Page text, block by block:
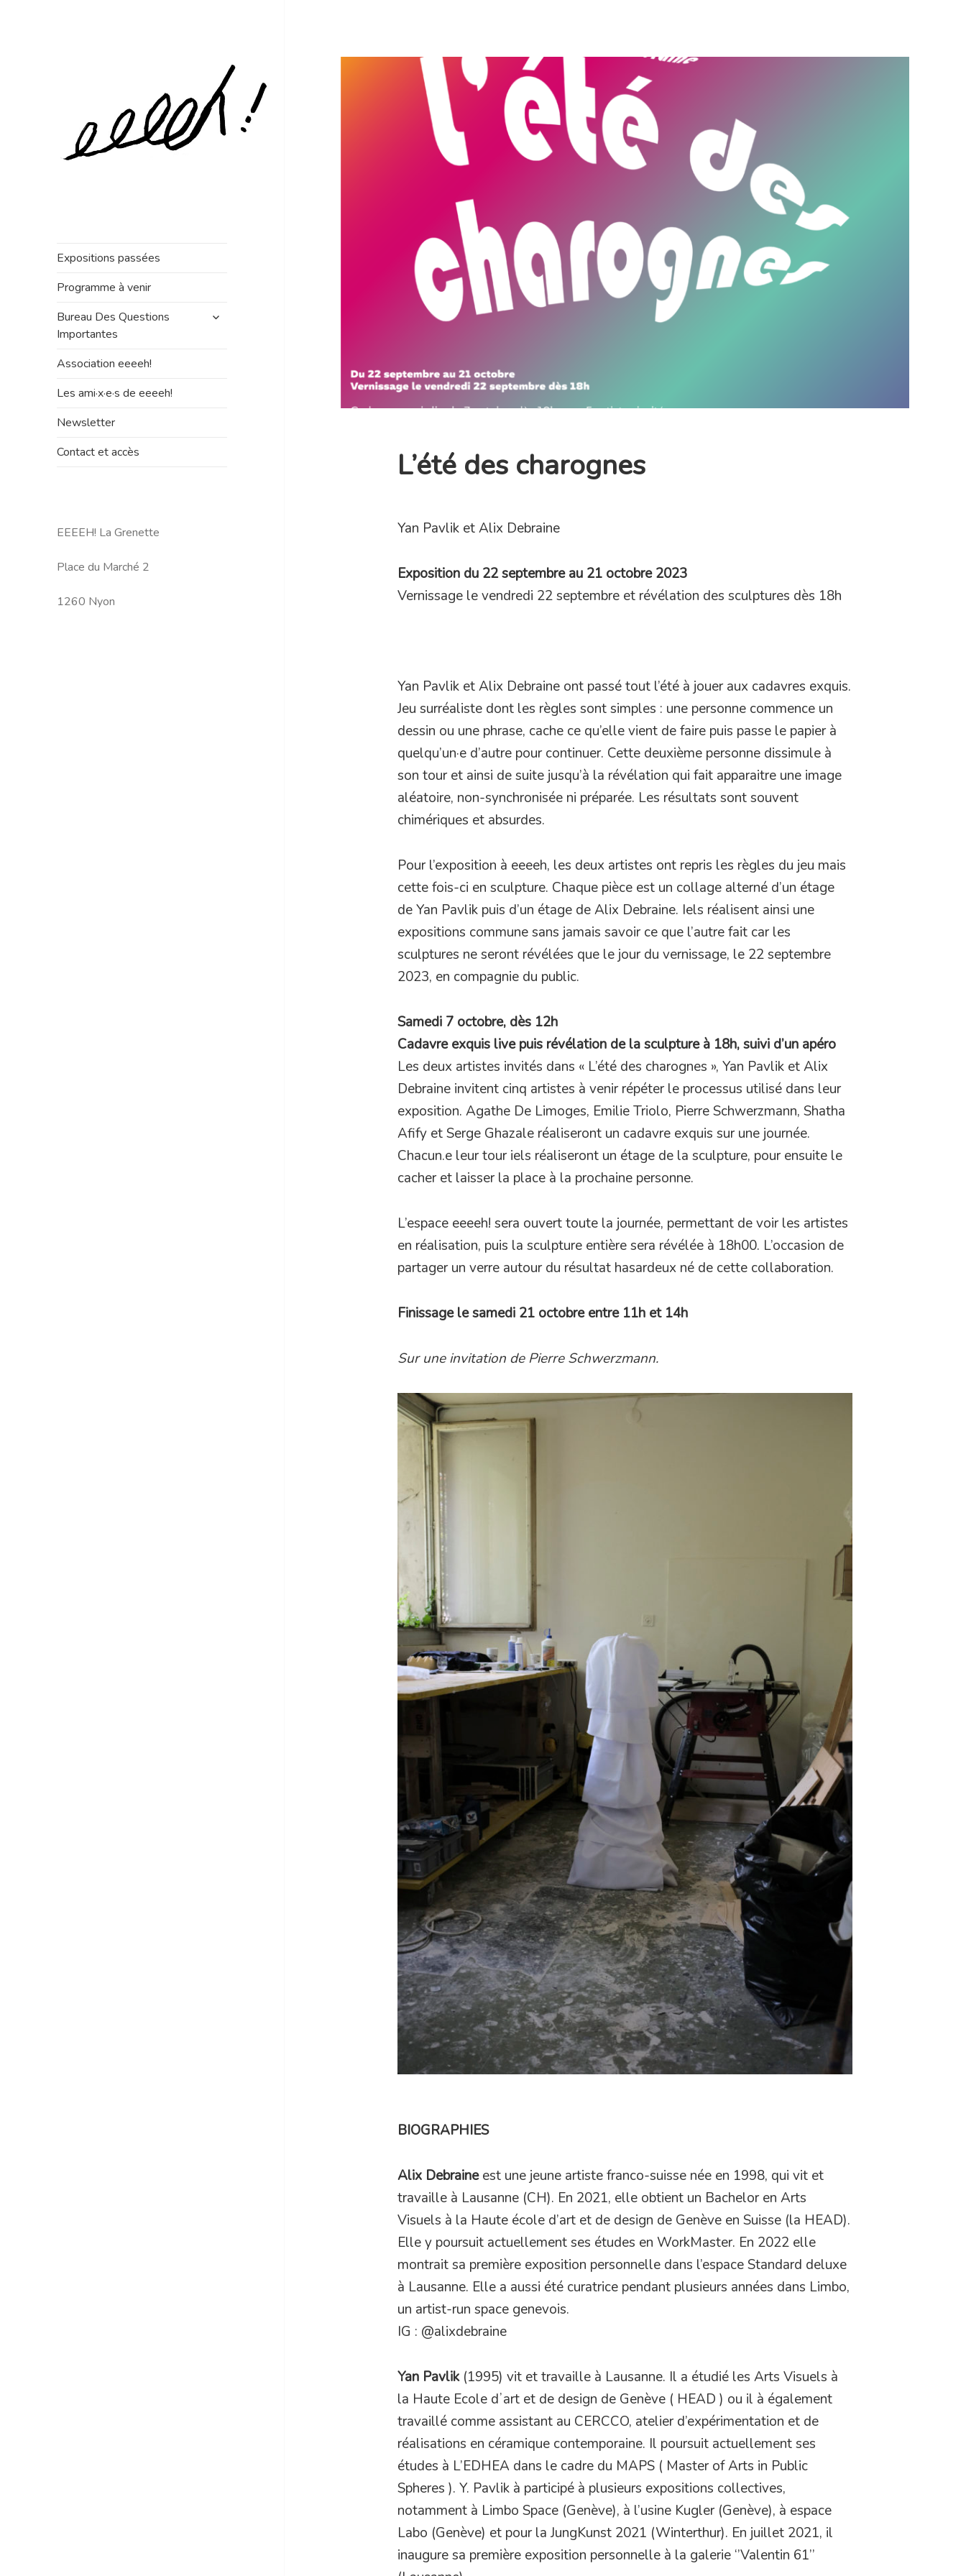
Expositions passées
Programme à venir
Bureau Des Questions
Importantes
ouvrir
Association eeeeh!
Les ami·x·e·s de eeeeh!
Newsletter
Contact et accès
EEEEH! La Grenette
Place du Marché 2
1260 Nyon
L’été des charognes
Yan Pavlik et Alix Debraine
Exposition du 22 septembre au 21 octobre 2023
Vernissage le vendredi 22 septembre et révélation des sculptures dès 18h
Yan Pavlik et Alix Debraine ont passé tout l’été à jouer aux cadavres exquis.
Jeu surréaliste dont les règles sont simples : une personne commence un
dessin ou une phrase, cache ce qu’elle vient de faire puis passe le papier à
quelqu’un·e d’autre pour continuer. Cette deuxième personne dissimule à
son tour et ainsi de suite jusqu’à la révélation qui fait apparaitre une image
aléatoire, non-synchronisée ni préparée. Les résultats sont souvent
chimériques et absurdes.
Pour l’exposition à eeeeh, les deux artistes ont repris les règles du jeu mais
cette fois-ci en sculpture. Chaque pièce est un collage alterné d’un étage
de Yan Pavlik puis d’un étage de Alix Debraine. Iels réalisent ainsi une
expositions commune sans jamais savoir ce que l’autre fait car les
sculptures ne seront révélées que le jour du vernissage, le 22 septembre
2023, en compagnie du public.
Samedi 7 octobre, dès 12h
Cadavre exquis live puis révélation de la sculpture à 18h, suivi d’un apéro
Les deux artistes invités dans « L’été des charognes », Yan Pavlik et Alix
Debraine invitent cinq artistes à venir répéter le processus utilisé dans leur
exposition. Agathe De Limoges, Emilie Triolo, Pierre Schwerzmann, Shatha
Afify et Serge Ghazale réaliseront un cadavre exquis sur une journée.
Chacun.e leur tour iels réaliseront un étage de la sculpture, pour ensuite le
cacher et laisser la place à la prochaine personne.
L’espace eeeeh! sera ouvert toute la journée, permettant de voir les artistes
en réalisation, puis la sculpture entière sera révélée à 18h00. L’occasion de
partager un verre autour du résultat hasardeux né de cette collaboration.
Finissage le samedi 21 octobre entre 11h et 14h
Sur une invitation de Pierre Schwerzmann.
BIOGRAPHIES
Alix Debraineest une jeune artiste franco-suisse née en 1998, qui vit et
travaille à Lausanne (CH). En 2021, elle obtient un Bachelor en Arts
Visuels à la Haute école d’art et de design de Genève en Suisse (la HEAD).
Elle y poursuit actuellement ses études en WorkMaster. En 2022 elle
montrait sa première exposition personnelle dans l’espace Standard deluxe
à Lausanne. Elle a aussi été curatrice pendant plusieurs années dans Limbo,
un artist-run space genevois.
IG : @alixdebraine
Yan Pavlik(1995) vit et travaille à Lausanne. Il a étudié les Arts Visuels à
la Haute Ecole dʼart et de design de Genève ( HEAD ) ou il à également
travaillé comme assistant au CERCCO, atelier d’expérimentation et de
réalisations en céramique contemporaine. Il poursuit actuellement ses
études à L’EDHEA dans le cadre du MAPS ( Master of Arts in Public
Spheres ). Y. Pavlik à participé à plusieurs expositions collectives,
notamment à Limbo Space (Genève), à l’usine Kugler (Genève), à espace
Labo (Genève) et pour la JungKunst 2021 (Winterthur). En juillet 2021, il
inaugure sa première exposition personnelle à la galerie ‘’Valentin 61’’